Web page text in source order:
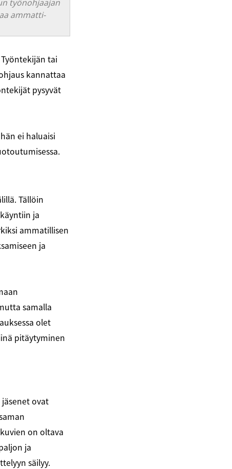
työnohjaajan
ammatti-
tai
kannattaa
pysyvät
ei haluaisi
Tällöin
ja
ammatillisen
ja
samalla
olet
pitäytyminen
ovat
on oltava
ja
säilyy.